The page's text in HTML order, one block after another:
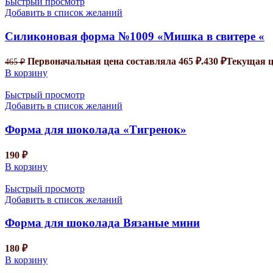
Добавить в список желаний
Силиконовая форма №1009 «Мишка в свитере «
465₽ Первоначальная цена составляла 465 ₽.430 ₽Текущая
В корзину
Быстрый просмотр
Добавить в список желаний
Форма для шоколада «Тигренок»
190 ₽
В корзину
Быстрый просмотр
Добавить в список желаний
Форма для шоколада Вязаные мини
180 ₽
В корзину